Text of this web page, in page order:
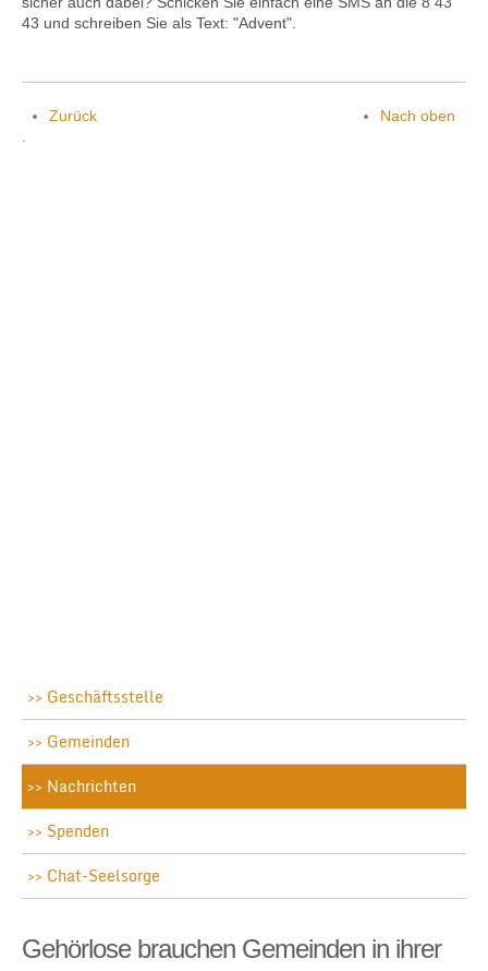
43 und schreiben Sie als Text: "Advent".
Zurück
Nach oben
Geschäftsstelle
Gemeinden
Nachrichten
Spenden
Chat-Seelsorge
Gehörlose brauchen Gemeinden in ihrer